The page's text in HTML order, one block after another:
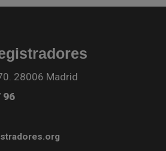
28006 Madrid
96